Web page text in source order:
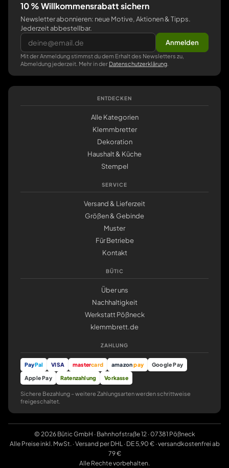
10 % Willkommensrabatt sichern
Newsletter abonnieren: neue Motive, Aktionen & Tipps.
Jederzeit abbestellbar.
Anmelden
Mit der Anmeldung stimmst du dem Erhalt des Newsletters zu,
Abmeldung jederzeit. Mehr in der Datenschutzerklärung
ENTDECKEN
Alle Kategorien
Klemmbretter
Dekoration
Haushalt & Küche
Stempel
SERVICE
Versand & Lieferzeit
Größen & Gebinde
Muster
Für Betriebe
Kontakt
BÜTIC
Über uns
Nachhaltigkeit
Werkstatt Pößneck
klemmbrett.de
ZAHLUNG
PayPal VISA mastercard amazonpay
Google Pay
Apple Pay
Ratenzahlung Vorkasse
Sichere Bezahlung – weitere Zahlungsarten werden schrittweise
freigeschaltet.
© 2026 Bütic GmbH · Bahnhofstraße 12 · 07381 Pößneck
Alle Preise inkl. MwSt. · Versand per DHL · DE 5,90 € · versandkostenfrei ab
79 €
Alle Rechte vorbehalten.